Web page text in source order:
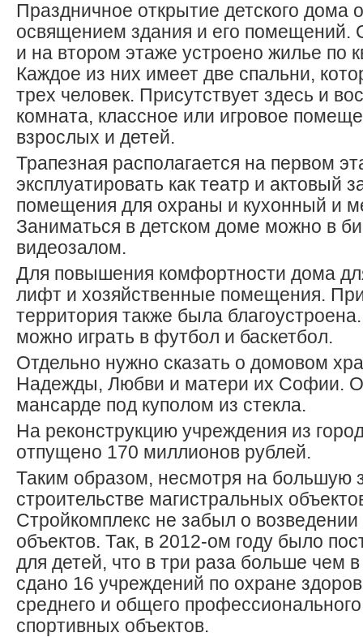
Праздничное открытие детского дома
освящением здания и его помещений.
и на втором этаже устроено жилье по
Каждое из них имеет две спальни,
трех человек. Присутствует здесь и
комната, классное или игровое
взрослых и детей.
Трапезная располагается на первом
эксплуатировать как театр и актовый
помещения для охраны и кухонный и
Заниматься в детском доме можно в
видеозалом.
Для повышения комфортности дома
лифт и хозяйственные помещения.
территория также была
можно играть в футбол и баскетбол.
Отдельно нужно сказать о домовом
Надежды, Любви и матери их Софии.
мансарде под куполом из стекла.
На реконструкцию учреждения из
отпущено 170 миллионов рублей.
Таким образом, несмотря на большую
строительстве магистральных
Стройкомплекс не забыл о
объектов. Так, в 2012-ом году было
для детей, что в три раза больше чем
сдано 16 учреждений по охране
среднего и общего
спортивных объектов.